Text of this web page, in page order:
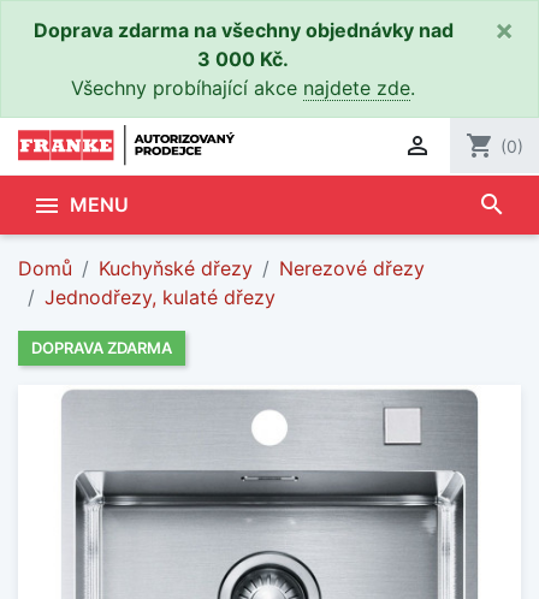
Doprava zdarma na všechny objednávky nad
3 000 Kč.
Všechny probíhající akce najdete zde.
×
 shopping_cart (0)
 MENU search
Domů Kuchyňské dřezy
Nerezové dřezy
Jednodřezy, kulaté dřezy
DOPRAVA ZDARMA